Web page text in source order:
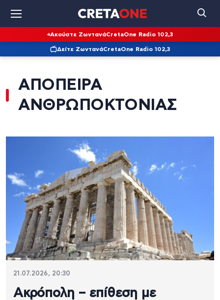
Ακούστε ΖωντανάCretaOne Radio 102,3
Δείτε ΖωντανάCretaOne Radio 102,3
ΑΠΟΠΕΙΡΑ
ΑΝΘΡΩΠΟΚΤΟΝΙΑΣ
21.07.2026, 20:30
Ακρόπολη – επίθεση με